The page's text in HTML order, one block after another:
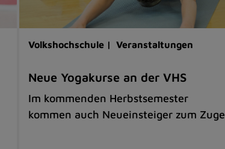
Volkshochschule | Veranstaltungen
Neue Yogakurse an der VHS
Im kommenden Herbstsemester
kommen auch Neueinsteiger zum Zuge